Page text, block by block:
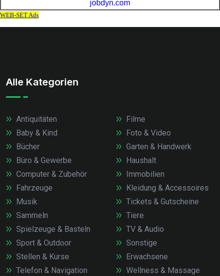
Alle Kategorien
Antiquitäten
Baby & Kind
Bücher
Büro & Gewerbe
Computer & Zubehör
Fahrzeuge
Filme
Foto & Video
Garten & Handwerk
Haushalt
Immobilien
Kleidung & Accessoires
Musik
Sammeln
Spielzeuge & Basteln
Sport & Outdoor
Stellen & Kurse
Telefon & Navigation
Tickets & Gutscheine
Tiere
TV & Audio
Sonstige
Erwachsene
Wellness & Massage